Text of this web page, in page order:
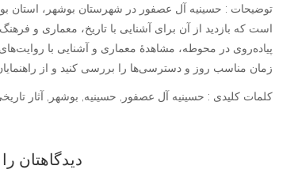
توضیحات : حسینیه آل عصفور در شهرستان بوشهر، استان
است که بازدید از آن برای آشنایی با تاریخ، معماری و
پیاده‌روی در محوطه، مشاهدهٔ معماری و آشنایی با
زمان مناسب روز و دسترسی‌ها را بررسی کنید و از
کلمات کلیدی : حسینیه آل عصفور, حسینیه, بوشهر, آثار
دیدگاهتان